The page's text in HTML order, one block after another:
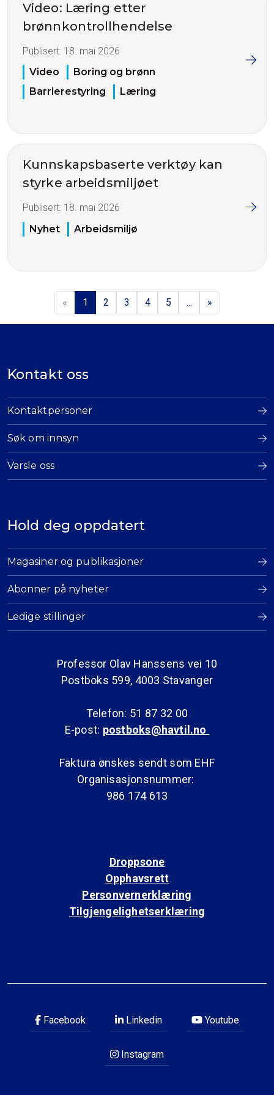
Video: Læring etter
brønnkontrollhendelse
Publisert: 18. mai 2026
Video
Boring og brønn
Barrierestyring
Læring
Kunnskapsbaserte verktøy kan
styrke arbeidsmiljøet
Publisert: 18. mai 2026
Nyhet
Arbeidsmiljø
« 1 2 3 4 5 ... »
Kontakt oss
Kontaktpersoner
Søk om innsyn
Varsle oss
Hold deg oppdatert
Magasiner og publikasjoner
Abonner på nyheter
Ledige stillinger
Professor Olav Hanssens vei 10
Postboks 599, 4003 Stavanger
Telefon: 51 87 32 00
E-post: postboks@havtil.no
Faktura ønskes sendt som EHF
Organisasjonsnummer:
986 174 613
Droppsone
Opphavsrett
Personvernerklæring
Tilgjengelighetserklæring
Facebook Linkedin Youtube
Instagram